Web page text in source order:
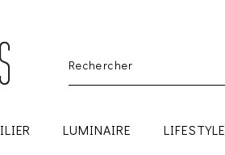
LUMINAIRE LIFESTYLE